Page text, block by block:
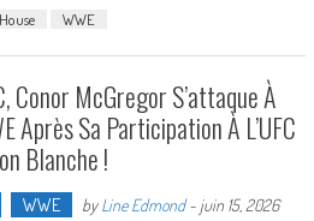
WWE
Conor McGregor S’attaque À
Après Sa Participation À L’UFC
Blanche !
WWE byLine Edmond- juin 15, 2026